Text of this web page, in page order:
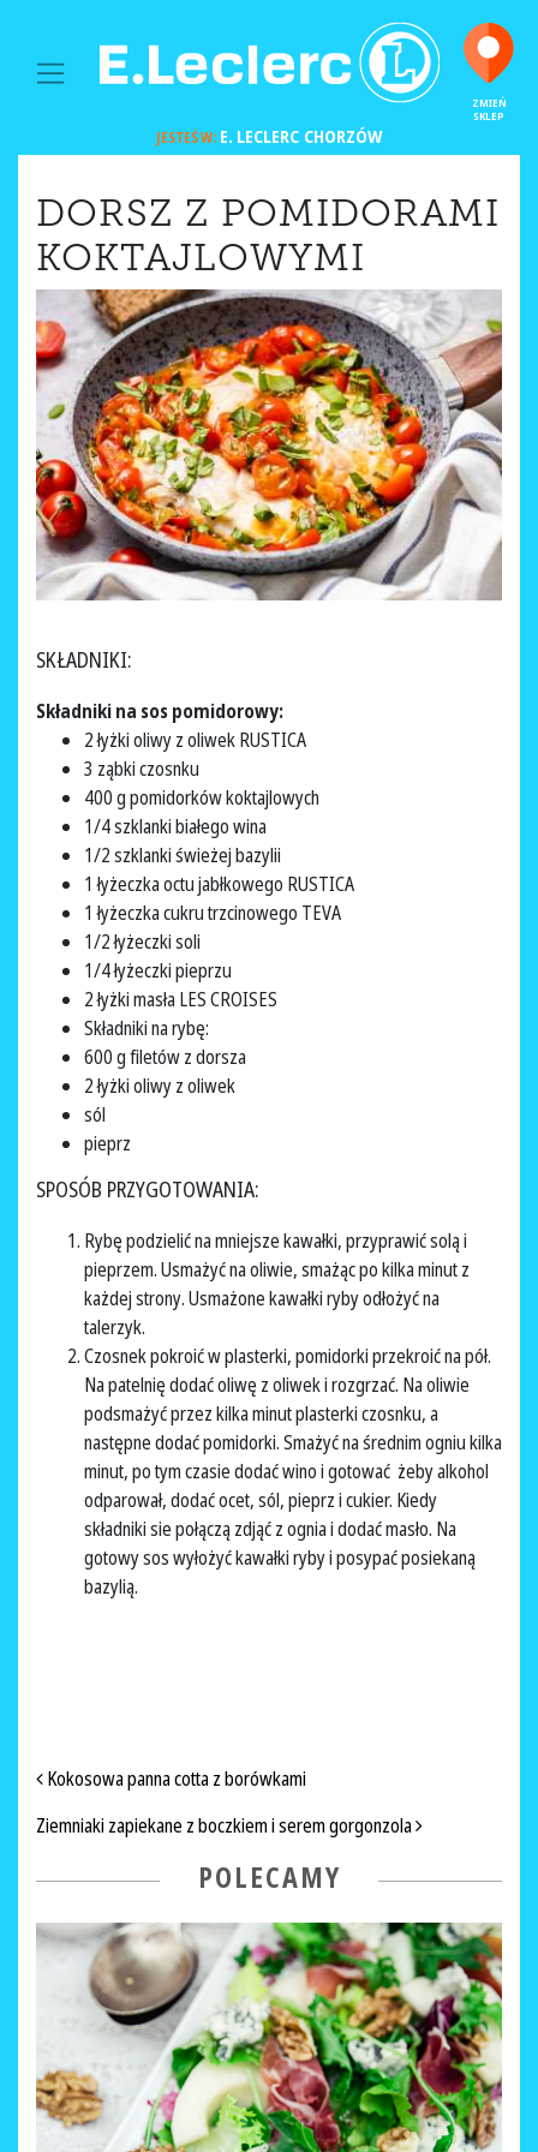
MAIN NAVIGATION
ZMIEŃ
SKLEP
JESTEŚ W:E. LECLERC CHORZÓW
DORSZ Z POMIDORAMI
KOKTAJLOWYMI
SKŁADNIKI:
Składniki na sos pomidorowy:
2 łyżki oliwy z oliwek RUSTICA
3 ząbki czosnku
400 g pomidorków koktajlowych
1/4 szklanki białego wina
1/2 szklanki świeżej bazylii
1 łyżeczka octu jabłkowego RUSTICA
1 łyżeczka cukru trzcinowego TEVA
1/2 łyżeczki soli
1/4 łyżeczki pieprzu
2 łyżki masła LES CROISES
Składniki na rybę:
600 g filetów z dorsza
2 łyżki oliwy z oliwek
sól
pieprz
SPOSÓB PRZYGOTOWANIA:
Rybę podzielić na mniejsze kawałki, przyprawić solą i
pieprzem. Usmażyć na oliwie, smażąc po kilka minut z
każdej strony. Usmażone kawałki ryby odłożyć na
talerzyk.
Czosnek pokroić w plasterki, pomidorki przekroić na pół.
Na patelnię dodać oliwę z oliwek i rozgrzać. Na oliwie
podsmażyć przez kilka minut plasterki czosnku, a
następne dodać pomidorki. Smażyć na średnim ogniu kilka
minut, po tym czasie dodać wino i gotować żeby alkohol
odparował, dodać ocet, sól, pieprz i cukier. Kiedy
składniki sie połączą zdjąć z ognia i dodać masło. Na
gotowy sos wyłożyć kawałki ryby i posypać posiekaną
bazylią.
NAWIGACJA PO ARTYKUŁACH
Kokosowa panna cotta z borówkami
Ziemniaki zapiekane z boczkiem i serem gorgonzola
POLECAMY